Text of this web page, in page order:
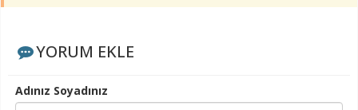
YORUM EKLE
Adınız Soyadınız